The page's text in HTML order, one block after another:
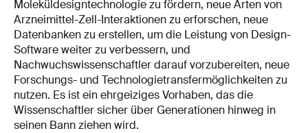
Moleküldesigntechnologie zu fördern, neue Arten von
Arzneimittel-Zell-Interaktionen zu erforschen, neue
Datenbanken zu erstellen, um die Leistung von Design-
Software weiter zu verbessern, und
Nachwuchswissenschaftler darauf vorzubereiten, neue
Forschungs- und Technologietransfermöglichkeiten zu
nutzen. Es ist ein ehrgeiziges Vorhaben, das die
Wissenschaftler sicher über Generationen hinweg in
seinen Bann ziehen wird.